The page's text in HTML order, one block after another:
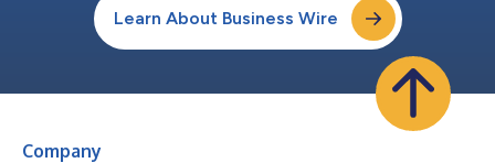
Learn About Business Wire
Company